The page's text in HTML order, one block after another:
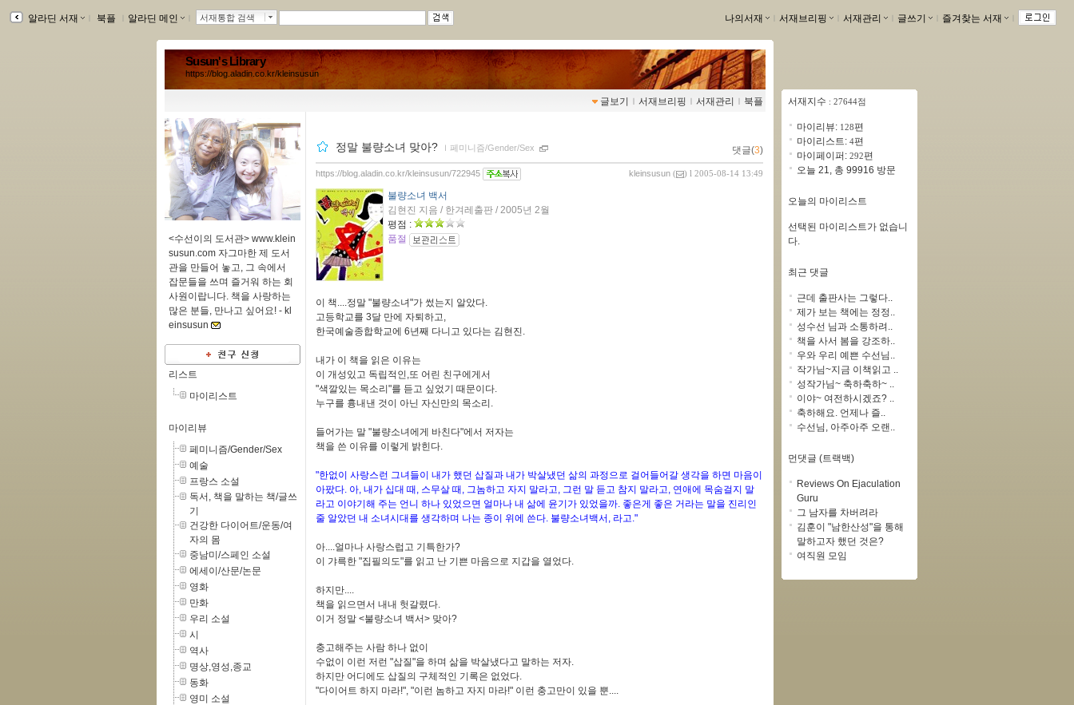
알라딘 서재 북플 알라딘 메인 서재통합 검색 나의서재 서재브리핑 서재관리 글쓰기 즐겨찾는 서재
Susun's Library
https://blog.aladin.co.kr/kleinsusun
글보기 ｌ 서재브리핑 ｌ 서재관리 ｌ 북플
<수선이의 도서관> www.klein
susun.com 자그마한 제 도서
관을 만들어 놓고, 그 속에서
잡문들을 쓰며 즐거워 하는 회
사원이랍니다. 책을 사랑하는
많은 분들, 만나고 싶어요! - kl
einsusun
리스트
마이리스트
마이리뷰
페미니즘/Gender/Sex
예술
프랑스 소설
독서, 책을 말하는 책/글쓰
기
건강한 다이어트/운동/여
자의 몸
중남미/스페인 소설
에세이/산문/논문
영화
만화
우리 소설
시
역사
명상,영성,종교
동화
영미 소설
정말 불량소녀 맞아? ｌ 페미니즘/Gender/Sex 댓글(3)
kleinsusun ( ) l 2005-08-14 13:49
https://blog.aladin.co.kr/kleinsusun/722945
불량소녀 백서
김현진 지음 / 한겨레출판 / 2005년 2월
평점 :
품절
이 책....정말 "불량소녀"가 썼는지 알았다.
고등학교를 3달 만에 자퇴하고,
한국예술종합학교에 6년째 다니고 있다는 김현진.
내가 이 책을 읽은 이유는
이 개성있고 독립적인,또 어린 친구에게서
"색깔있는 목소리"를 듣고 싶었기 때문이다.
누구를 흉내낸 것이 아닌 자신만의 목소리.
들어가는 말 "불량소녀에게 바친다"에서 저자는
책을 쓴 이유를 이렇게 밝힌다.
"한없이 사랑스런 그녀들이 내가 했던 삽질과 내가 박살냈던 삶의 과정으로 걸어들어갈 생각을 하면 마음이
아팠다. 아, 내가 십대 때, 스무살 때, 그놈하고 자지 말라고, 그런 말 듣고 참지 말라고, 연애에 목숨걸지 말
라고 이야기해 주는 언니 하나 있었으면 얼마나 내 삶에 윤기가 있었을까. 좋은게 좋은 거라는 말을 진리인
줄 알았던 내 소녀시대를 생각하며 나는 종이 위에 쓴다. 불량소녀백서, 라고."
아....얼마나 사랑스럽고 기특한가?
이 갸륵한 "집필의도"를 읽고 난 기쁜 마음으로 지갑을 열었다.
하지만....
책을 읽으면서 내내 헛갈렸다.
이거 정말 <불량소녀 백서> 맞아?
충고해주는 사람 하나 없이
수없이 이런 저런 "삽질"을 하며 삶을 박살냈다고 말하는 저자.
하지만 어디에도 삽질의 구체적인 기록은 없었다.
"다이어트 하지 마라!", "이런 놈하고 자지 마라!" 이런 충고만이 있을 뿐....
서재지수 : 27644점
마이리뷰: 128편
마이리스트: 4편
마이페이퍼: 292편
오늘 21, 총 99916 방문
오늘의 마이리스트
선택된 마이리스트가 없습니
다.
최근 댓글
근데 출판사는 그렇다..
제가 보는 책에는 정정..
성수선 님과 소통하려..
책을 사서 봄을 강조하..
우와 우리 예쁜 수선님..
작가님~지금 이책읽고 ..
성작가님~ 축하축하~ ..
이야~ 여전하시겠죠? ..
축하해요. 언제나 즐..
수선님, 아주아주 오랜..
먼댓글 (트랙백)
Reviews On Ejaculation
Guru
그 남자를 차버려라
김훈이 "남한산성"을 통해
말하고자 했던 것은?
여직원 모임